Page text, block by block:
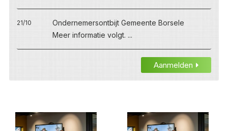
21/10
Ondernemersontbijt Gemeente Borsele
Meer informatie volgt. ...
Aanmelden